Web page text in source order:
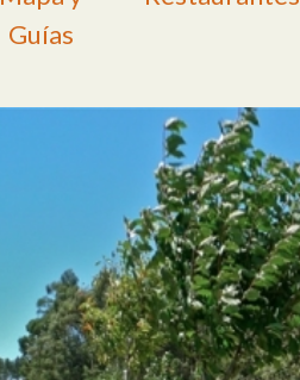
Guías